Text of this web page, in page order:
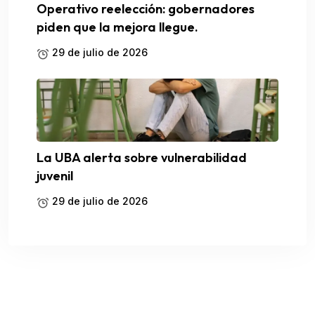
Operativo reelección: gobernadores
piden que la mejora llegue.
29 de julio de 2026
La UBA alerta sobre vulnerabilidad
juvenil
29 de julio de 2026